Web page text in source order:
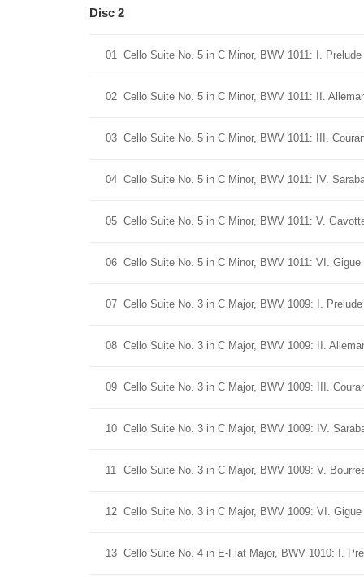
Disc 2
01 Cello Suite No. 5 in C Minor, BWV 1011: I. Prelude
02 Cello Suite No. 5 in C Minor, BWV 1011: II.
03 Cello Suite No. 5 in C Minor, BWV 1011: III.
04 Cello Suite No. 5 in C Minor, BWV 1011: IV.
05 Cello Suite No. 5 in C Minor, BWV 1011: V.
06 Cello Suite No. 5 in C Minor, BWV 1011: VI. Gigue
07 Cello Suite No. 3 in C Major, BWV 1009: I.
08 Cello Suite No. 3 in C Major, BWV 1009: II.
09 Cello Suite No. 3 in C Major, BWV 1009: III.
10 Cello Suite No. 3 in C Major, BWV 1009: IV.
11 Cello Suite No. 3 in C Major, BWV 1009: V.
12 Cello Suite No. 3 in C Major, BWV 1009: VI. Gigue
13 Cello Suite No. 4 in E-Flat Major, BWV 1010: I.